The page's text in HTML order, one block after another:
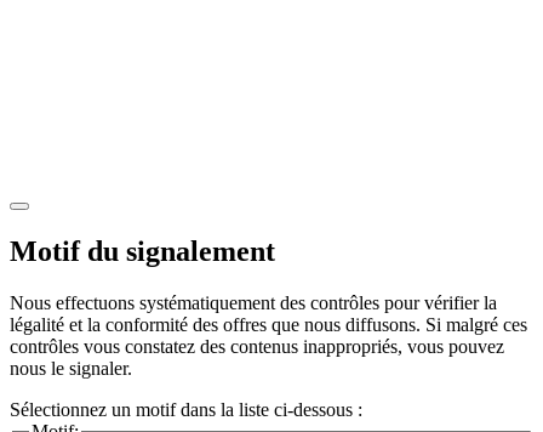
Motif du signalement
Nous effectuons systématiquement des contrôles pour vérifier la
légalité et la conformité des offres que nous diffusons. Si malgré ces
contrôles vous constatez des contenus inappropriés, vous pouvez
nous le signaler.
Sélectionnez un motif dans la liste ci-dessous :